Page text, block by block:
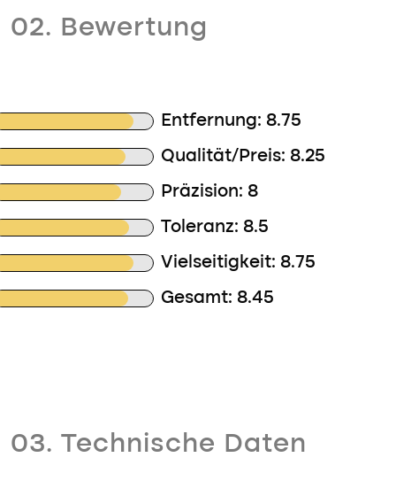
02. Bewertung
Entfernung: 8.75
Qualität/Preis: 8.25
Präzision: 8
Toleranz: 8.5
Vielseitigkeit: 8.75
Gesamt: 8.45
03. Technische Daten